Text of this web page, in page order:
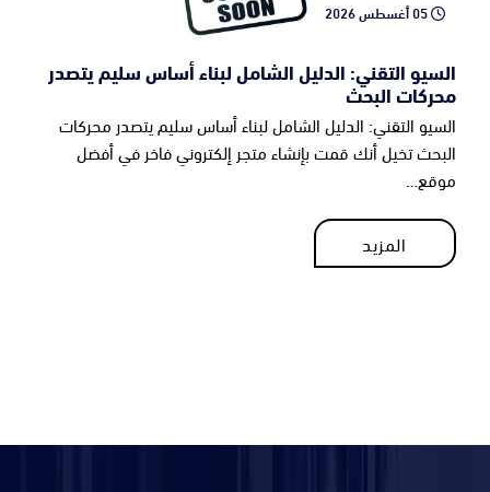
05 أغسطس 2026
السيو التقني: الدليل الشامل لبناء أساس سليم يتصدر
محركات البحث
السيو التقني: الدليل الشامل لبناء أساس سليم يتصدر محركات
البحث تخيل أنك قمت بإنشاء متجر إلكتروني فاخر في أفضل
موقع…
المزيد
المزيد